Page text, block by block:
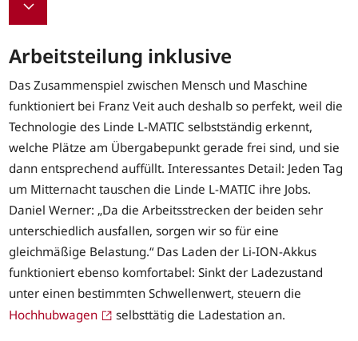
Arbeitsteilung inklusive
Das Zusammenspiel zwischen Mensch und Maschine
funktioniert bei Franz Veit auch deshalb so perfekt, weil die
Technologie des Linde L-MATIC selbstständig erkennt,
welche Plätze am Übergabepunkt gerade frei sind, und sie
dann entsprechend auffüllt. Interessantes Detail: Jeden Tag
um Mitternacht tauschen die Linde L-MATIC ihre Jobs.
Daniel Werner: „Da die Arbeitsstrecken der beiden sehr
unterschiedlich ausfallen, sorgen wir so für eine
gleichmäßige Belastung.“ Das Laden der Li-ION-Akkus
funktioniert ebenso komfortabel: Sinkt der Ladezustand
unter einen bestimmten Schwellenwert, steuern die
Hochhubwagen
selbsttätig die Ladestation an.